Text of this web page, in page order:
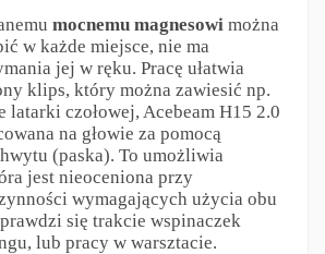
mocnemu magnesowimożna
w każde miejsce, nie ma
jej w ręku. Pracę ułatwia
klips, który można zawiesić np.
latarki czołowej, Acebeam H15 2.0
na głowie za pomocą
(paska). To umożliwia
jest nieoceniona przy
wymagających użycia obu
się trakcie wspinaczek
lub pracy w warsztacie.